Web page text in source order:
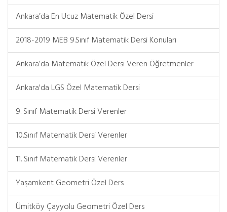
Ankara’da En Ucuz Matematik Özel Dersi
2018-2019 MEB 9.Sınıf Matematik Dersi Konuları
Ankara’da Matematik Özel Dersi Veren Öğretmenler
Ankara'da LGS Özel Matematik Dersi
9. Sınıf Matematik Dersi Verenler
10.Sınıf Matematik Dersi Verenler
11. Sınıf Matematik Dersi Verenler
Yaşamkent Geometri Özel Ders
Ümitköy Çayyolu Geometri Özel Ders